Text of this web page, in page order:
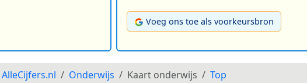
Voeg ons toe als voorkeursbron
AlleCijfers.nl Onderwijs Kaart onderwijs Top